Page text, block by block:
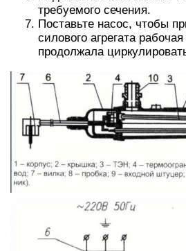
требуемого сечения.
Поставьте насос, чтобы
силового агрегата
продолжала